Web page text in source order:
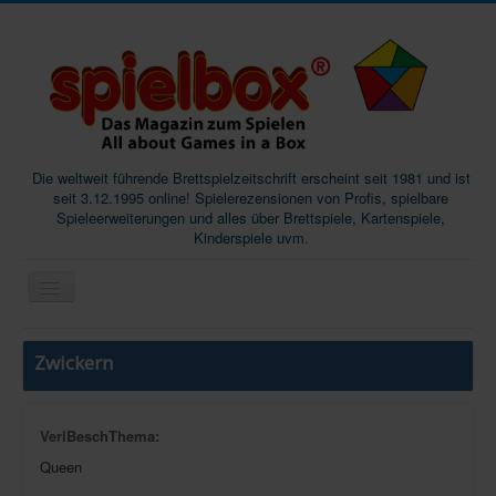
Die weltweit führende Brettspielzeitschrift erscheint seit 1981 und ist
seit 3.12.1995 online! Spielerezensionen von Profis, spielbare
Spieleerweiterungen und alles über Brettspiele, Kartenspiele,
Kinderspiele uvm.
Start
Zwickern
VerlBeschThema:
Queen